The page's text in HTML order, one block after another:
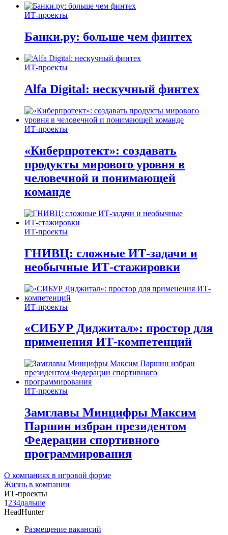
ИТ-проекты
Банки.ру: больше чем финтех
ИТ-проекты
Alfa Digital: нескучный финтех
ИТ-проекты
«Киберпротект»: создавать
продукты мирового уровня в
человечной и понимающей
команде
ИТ-проекты
ГНИВЦ: сложные ИТ‑задачи и
необычные ИТ‑стажировки
ИТ-проекты
«СИБУР Диджитал»: простор для
применения ИТ-компетенций
ИТ-проекты
Замглавы Минцифры Максим
Паршин избран президентом
Федерации спортивного
программирования
О компаниях в игровой форме
Жизнь в компании
ИТ-проекты
1 234дальше
HeadHunter
Размещение вакансий